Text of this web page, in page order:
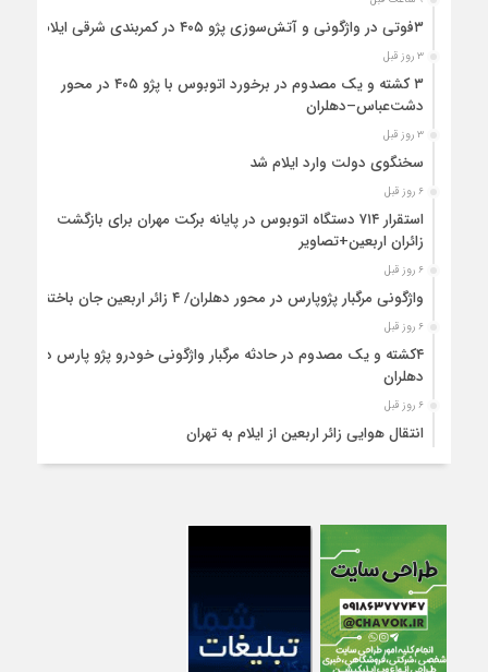
۳فوتی در واژگونی و آتش‌سوزی پژو ۴۰۵ در کمربندی شرقی ایلام
۳ روز قبل
۳ کشته و یک مصدوم در برخورد اتوبوس با پژو ۴۰۵ در محور
دشت‌عباس–دهلران
۳ روز قبل
سخنگوی دولت وارد ایلام شد
۶ روز قبل
استقرار ۷۱۴ دستگاه اتوبوس در پایانه برکت مهران برای بازگشت
زائران اربعین+تصاویر
۶ روز قبل
واژگونی مرگبار پژوپارس در محور دهلران/ ۴ زائر اربعین جان باختند
۶ روز قبل
۴کشته و یک مصدوم در حادثه مرگبار واژگونی خودرو پژو پارس در
دهلران
۶ روز قبل
انتقال هوایی زائر اربعین از ایلام به تهران
۱ هفته قبل
تصادف مرگبار پراید و تیبا در محور آبدانان/سه نفر جان باختند
۱ هفته قبل
انتقال ۱۵ زائر حادثه‌دیده از عراق به مرز مهران/آماده‌باش کامل
هلال‌احمر ایلام+عکس
۱ هفته قبل